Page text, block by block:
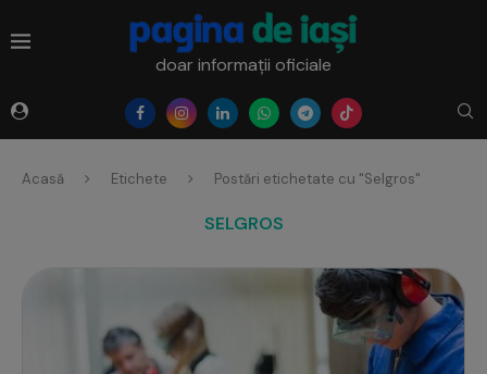
doar informații oficiale
Acasă Etichete Postări etichetate cu "Selgros"
SELGROS